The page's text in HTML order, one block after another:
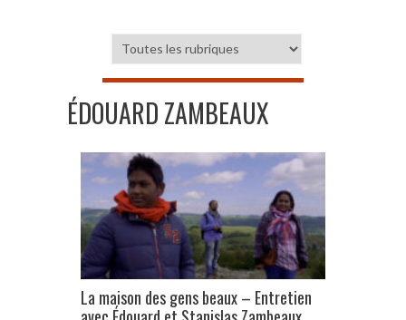
ÉDOUARD ZAMBEAUX
La maison des gens beaux – Entretien